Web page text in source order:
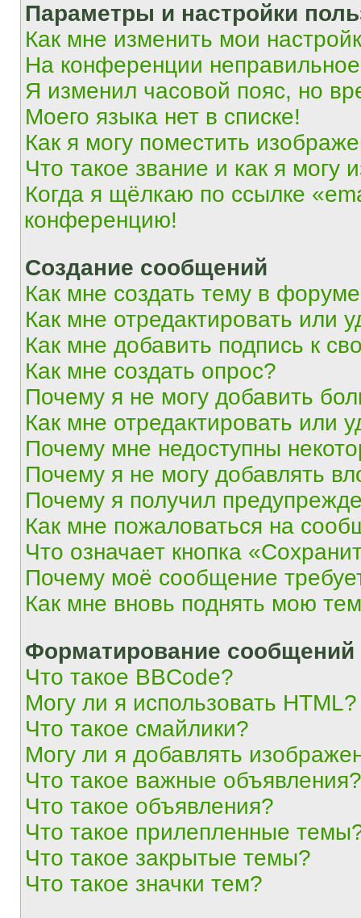
Параметры и настройки
Как мне изменить мои
На конференции
Я изменил часовой пояс, но
Моего языка нет в списке!
Как я могу поместить
Что такое звание и как я могу
Когда я щёлкаю по ссылке
конференцию!
Создание сообщений
Как мне создать тему в
Как мне отредактировать или
Как мне добавить подпись к
Как мне создать опрос?
Почему я не могу добавить
Как мне отредактировать или
Почему мне недоступны
Почему я не могу добавлять
Почему я получил
Как мне пожаловаться на
Что означает кнопка
Почему моё сообщение
Как мне вновь поднять мою
Форматирование
Что такое BBCode?
Могу ли я использовать HTML?
Что такое смайлики?
Могу ли я добавлять
Что такое важные объявления?
Что такое объявления?
Что такое прилепленные
Что такое закрытые темы?
Что такое значки тем?